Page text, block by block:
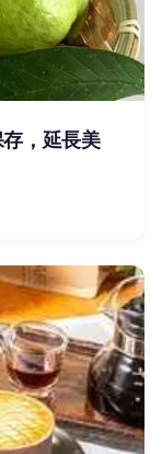
，延長美